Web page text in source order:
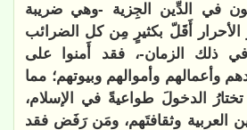
في الدِّين الجِزية -وهي ضريبة
الأحرار أَقَلّ بكثيرٍ مِن كل الضرائب
ذلك الزمان-، فقد أَمنوا على
وأعمالهم وأموالهم وبيوتهم؛ مما
الدخولَ طواعيةً في الإسلام،
العربية وثقافتَهم، ومَن رَفَض فقد